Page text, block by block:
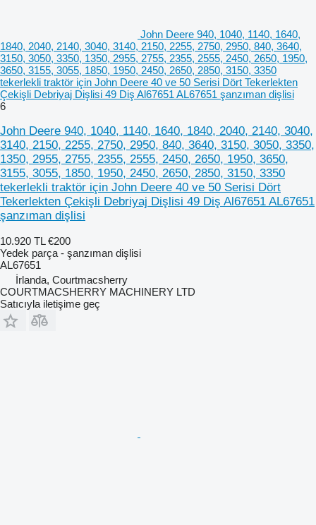
John Deere 940, 1040, 1140, 1640,
1840, 2040, 2140, 3040, 3140, 2150, 2255, 2750, 2950, 840, 3640,
3150, 3050, 3350, 1350, 2955, 2755, 2355, 2555, 2450, 2650, 1950,
3650, 3155, 3055, 1850, 1950, 2450, 2650, 2850, 3150, 3350
tekerlekli traktör için John Deere 40 ve 50 Serisi Dört Tekerlekten
Çekişli Debriyaj Dişlisi 49 Diş Al67651 AL67651 şanzıman dişlisi
6
John Deere 940, 1040, 1140, 1640, 1840, 2040, 2140, 3040,
3140, 2150, 2255, 2750, 2950, 840, 3640, 3150, 3050, 3350,
1350, 2955, 2755, 2355, 2555, 2450, 2650, 1950, 3650,
3155, 3055, 1850, 1950, 2450, 2650, 2850, 3150, 3350
tekerlekli traktör için John Deere 40 ve 50 Serisi Dört
Tekerlekten Çekişli Debriyaj Dişlisi 49 Diş Al67651 AL67651
şanzıman dişlisi
10.920 TL €200
Yedek parça - şanzıman dişlisi
AL67651
İrlanda, Courtmacsherry
COURTMACSHERRY MACHINERY LTD
Satıcıyla iletişime geç